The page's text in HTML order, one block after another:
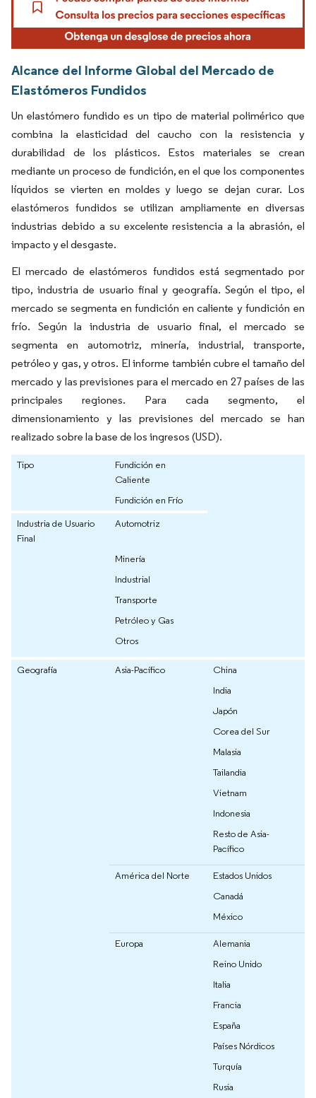
Alcance del Informe Global del Mercado de
Elastómeros Fundidos
Un elastómero fundido es un tipo de material polimérico que
combina la elasticidad del caucho con la resistencia y
durabilidad de los plásticos. Estos materiales se crean
mediante un proceso de fundición, en el que los componentes
líquidos se vierten en moldes y luego se dejan curar. Los
elastómeros fundidos se utilizan ampliamente en diversas
industrias debido a su excelente resistencia a la abrasión, el
impacto y el desgaste.
El mercado de elastómeros fundidos está segmentado por
tipo, industria de usuario final y geografía. Según el tipo, el
mercado se segmenta en fundición en caliente y fundición en
frío. Según la industria de usuario final, el mercado se
segmenta en automotriz, minería, industrial, transporte,
petróleo y gas, y otros. El informe también cubre el tamaño del
mercado y las previsiones para el mercado en 27 países de las
principales regiones. Para cada segmento, el
dimensionamiento y las previsiones del mercado se han
realizado sobre la base de los ingresos (USD).
Tipo
Fundición en
Caliente
Fundición en Frío
Industria de Usuario
Final
Automotriz
Minería
Industrial
Transporte
Petróleo y Gas
Otros
Geografía Asia-Pacífico
China
India
Japón
Corea del Sur
Malasia
Tailandia
Vietnam
Indonesia
Resto de Asia-
Pacífico
América del Norte
Estados Unidos
Canadá
México
Europa
Alemania
Reino Unido
Italia
Francia
España
Países Nórdicos
Turquía
Rusia